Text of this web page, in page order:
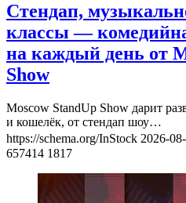
Стендап,
классы —
на каждый день от
Show
Moscow StandUp Show дарит
и кошелёк, от стендап шоу…
https://schema.org/InStock 2026-
657414 1817